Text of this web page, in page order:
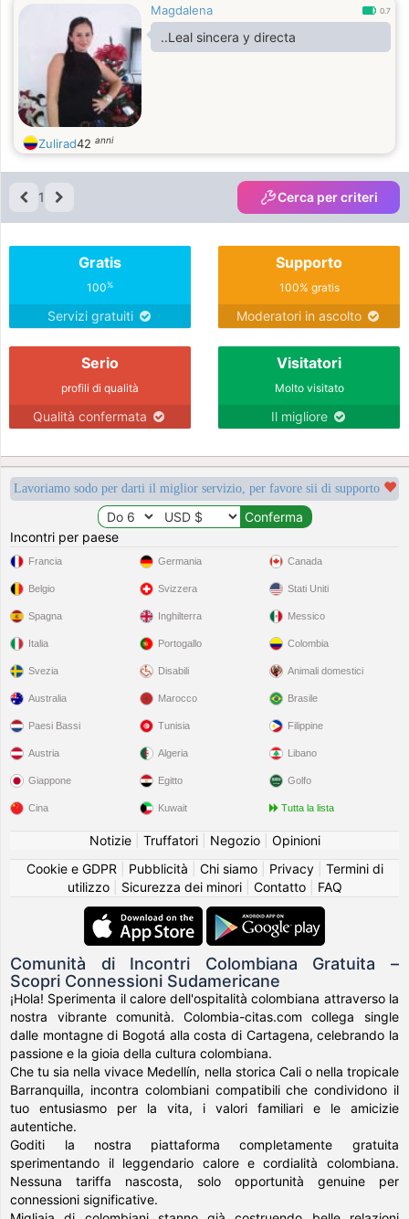
Magdalena 0.7
..Leal sincera y directa
Zulirad42 anni
1 Cerca per criteri
Gratis
100%
Servizi gratuiti
Supporto
100% gratis
Moderatori in ascolto
Serio
profili di qualità
Qualità confermata
Visitatori
Molto visitato
Il migliore
Lavoriamo sodo per darti il miglior servizio, per favore sii di supporto
Incontri per paese
Francia
Belgio
Spagna
Italia
Svezia
Germania
Svizzera
Inghilterra
Portogallo
Disabili
Canada
Stati Uniti
Messico
Colombia
Animali domestici
Australia
Paesi Bassi
Austria
Giappone
Cina
Marocco
Tunisia
Algeria
Egitto
Kuwait
Brasile
Filippine
Libano
Golfo
Tutta la lista
Notizie| Truffatori| Negozio| Opinioni
Cookie e GDPR
Pubblicità Chi siamo| Privacy| Termini di
utilizzo| Sicurezza dei minori| Contatto| FAQ
Comunità di Incontri Colombiana Gratuita –
Scopri Connessioni Sudamericane
¡Hola! Sperimenta il calore dell'ospitalità colombiana attraverso la
nostra vibrante comunità. Colombia-citas.com collega single
dalle montagne di Bogotá alla costa di Cartagena, celebrando la
passione e la gioia della cultura colombiana.
Che tu sia nella vivace Medellín, nella storica Cali o nella tropicale
Barranquilla, incontra colombiani compatibili che condividono il
tuo entusiasmo per la vita, i valori familiari e le amicizie
autentiche.
Goditi la nostra piattaforma completamente gratuita
sperimentando il leggendario calore e cordialità colombiana.
Nessuna tariffa nascosta, solo opportunità genuine per
connessioni significative.